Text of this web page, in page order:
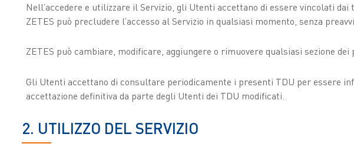
Nell’accedere e utilizzare il Servizio, gli Utenti accettano di essere vincolati dai
ZETES può precludere l’accesso al Servizio in qualsiasi momento, senza
ZETES può cambiare, modificare, aggiungere o rimuovere qualsiasi sezione
Gli Utenti accettano di consultare periodicamente i presenti TDU per essere
accettazione definitiva da parte degli Utenti dei TDU modificati.
2. UTILIZZO DEL SERVIZIO